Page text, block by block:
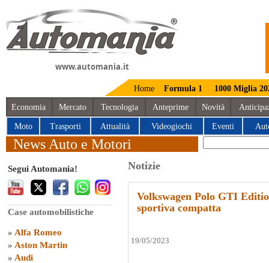
www.automania.it
Home Formula 1 1000 Miglia
Economia Mercato Tecnologia Anteprime Novità
Moto Trasporti Attualità Videogiochi Eventi
News Auto e Motori
Segui Automania!
Case automobilistiche
» Alfa Romeo
» Aston Martin
» Audi
Notizie
Volkswagen Polo GTI
sportiva compatta
19/05/2023